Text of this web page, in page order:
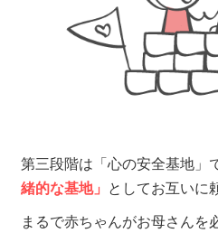
第三段階は「心の安全基地」
緒的な基地」 としてお互いに
まるで赤ちゃんがお母さんを